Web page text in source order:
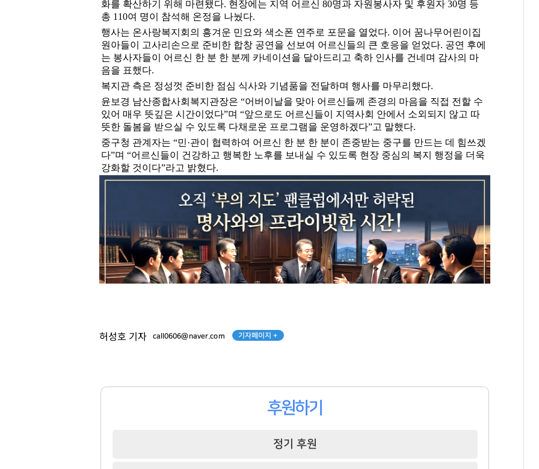
화를 확산하기 위해 마련됐다. 현장에는 지역 어르신 80명과 자원봉사자 및 후원자 30명 등
총 110여 명이 참석해 온정을 나눴다.
행사는 온사랑복지회의 흥겨운 민요와 색소폰 연주로 포문을 열었다. 이어 꿈나무어린이집
원아들이 고사리손으로 준비한 합창 공연을 선보여 어르신들의 큰 호응을 얻었다. 공연 후에
는 봉사자들이 어르신 한 분 한 분께 카네이션을 달아드리고 축하 인사를 건네며 감사의 마
음을 표했다.
복지관 측은 정성껏 준비한 점심 식사와 기념품을 전달하며 행사를 마무리했다.
윤보경 남산종합사회복지관장은 “어버이날을 맞아 어르신들께 존경의 마음을 직접 전할 수
있어 매우 뜻깊은 시간이었다”며 “앞으로도 어르신들이 지역사회 안에서 소외되지 않고 따
뜻한 돌봄을 받으실 수 있도록 다채로운 프로그램을 운영하겠다”고 말했다.
중구청 관계자는 “민·관이 협력하여 어르신 한 분 한 분이 존중받는 중구를 만드는 데 힘쓰겠
다”며 “어르신들이 건강하고 행복한 노후를 보내실 수 있도록 현장 중심의 복지 행정을 더욱
강화할 것이다”라고 밝혔다.
허성호 기자 call0606@naver.com 기자페이지 +
후원하기
정기 후원